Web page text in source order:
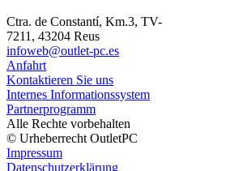
Ctra. de Constantí, Km.3, TV-
7211, 43204 Reus
infoweb@outlet-pc.es
Anfahrt
Kontaktieren Sie uns
Internes Informationssystem
Partnerprogramm
Alle Rechte vorbehalten
© Urheberrecht OutletPC
Impressum
Datenschutzerklärung